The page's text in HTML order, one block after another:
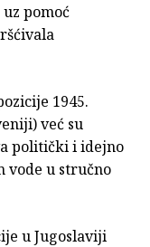
pomoć
1945.
već su
politički i idejno
vode u stručno
u Jugoslaviji